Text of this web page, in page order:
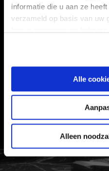
informatie die u aan ze
verzameld op basis van uw
Alle
Alleen
SUPPORTERS
VEELGESTELDE VRAGEN
CONTACT
VERTROUWENSPERSOON
FC